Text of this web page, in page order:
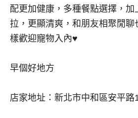
配更加健康，多種餐點選擇，加
拉，更顯清爽，和朋友相聚閒聊
樣歡迎寵物入內♥
早個好地方
店家地址：新北市中和區安平路